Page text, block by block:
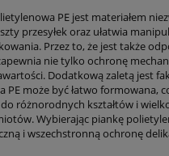
PE jest materiałem
przesyłek oraz ułatwia
Przez to, że jest także
nie tylko ochronę
Dodatkową zaletą jest
PE może być łatwo formowana,
różnorodnych kształtów i
Wybierając piankę
i wszechstronną ochronę